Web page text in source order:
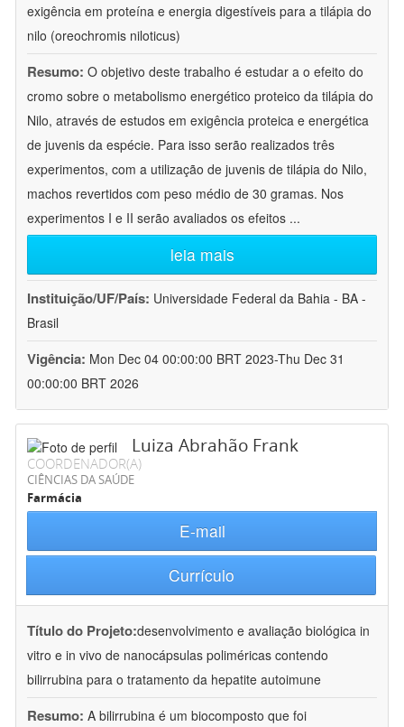
exigência em proteína e energia digestíveis para a tilápia do
nilo (oreochromis niloticus)
Resumo: O objetivo deste trabalho é estudar a o efeito do
cromo sobre o metabolismo energético proteico da tilápia do
Nilo, através de estudos em exigência proteica e energética
de juvenis da espécie. Para isso serão realizados três
experimentos, com a utilização de juvenis de tilápia do Nilo,
machos revertidos com peso médio de 30 gramas. Nos
experimentos I e II serão avaliados os efeitos ...
leia mais
Instituição/UF/País: Universidade Federal da Bahia - BA -
Brasil
Vigência: Mon Dec 04 00:00:00 BRT 2023-Thu Dec 31
00:00:00 BRT 2026
Luiza Abrahão Frank
COORDENADOR(A)
CIÊNCIAS DA SAÚDE
Farmácia
E-mail
Currículo
Título do Projeto:desenvolvimento e avaliação biológica in
vitro e in vivo de nanocápsulas poliméricas contendo
bilirrubina para o tratamento da hepatite autoimune
Resumo: A bilirrubina é um biocomposto que foi